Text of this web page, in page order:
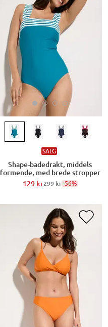
SALG
Shape-badedrakt, middels
formende, med brede stropper
129 kr299 kr-56%